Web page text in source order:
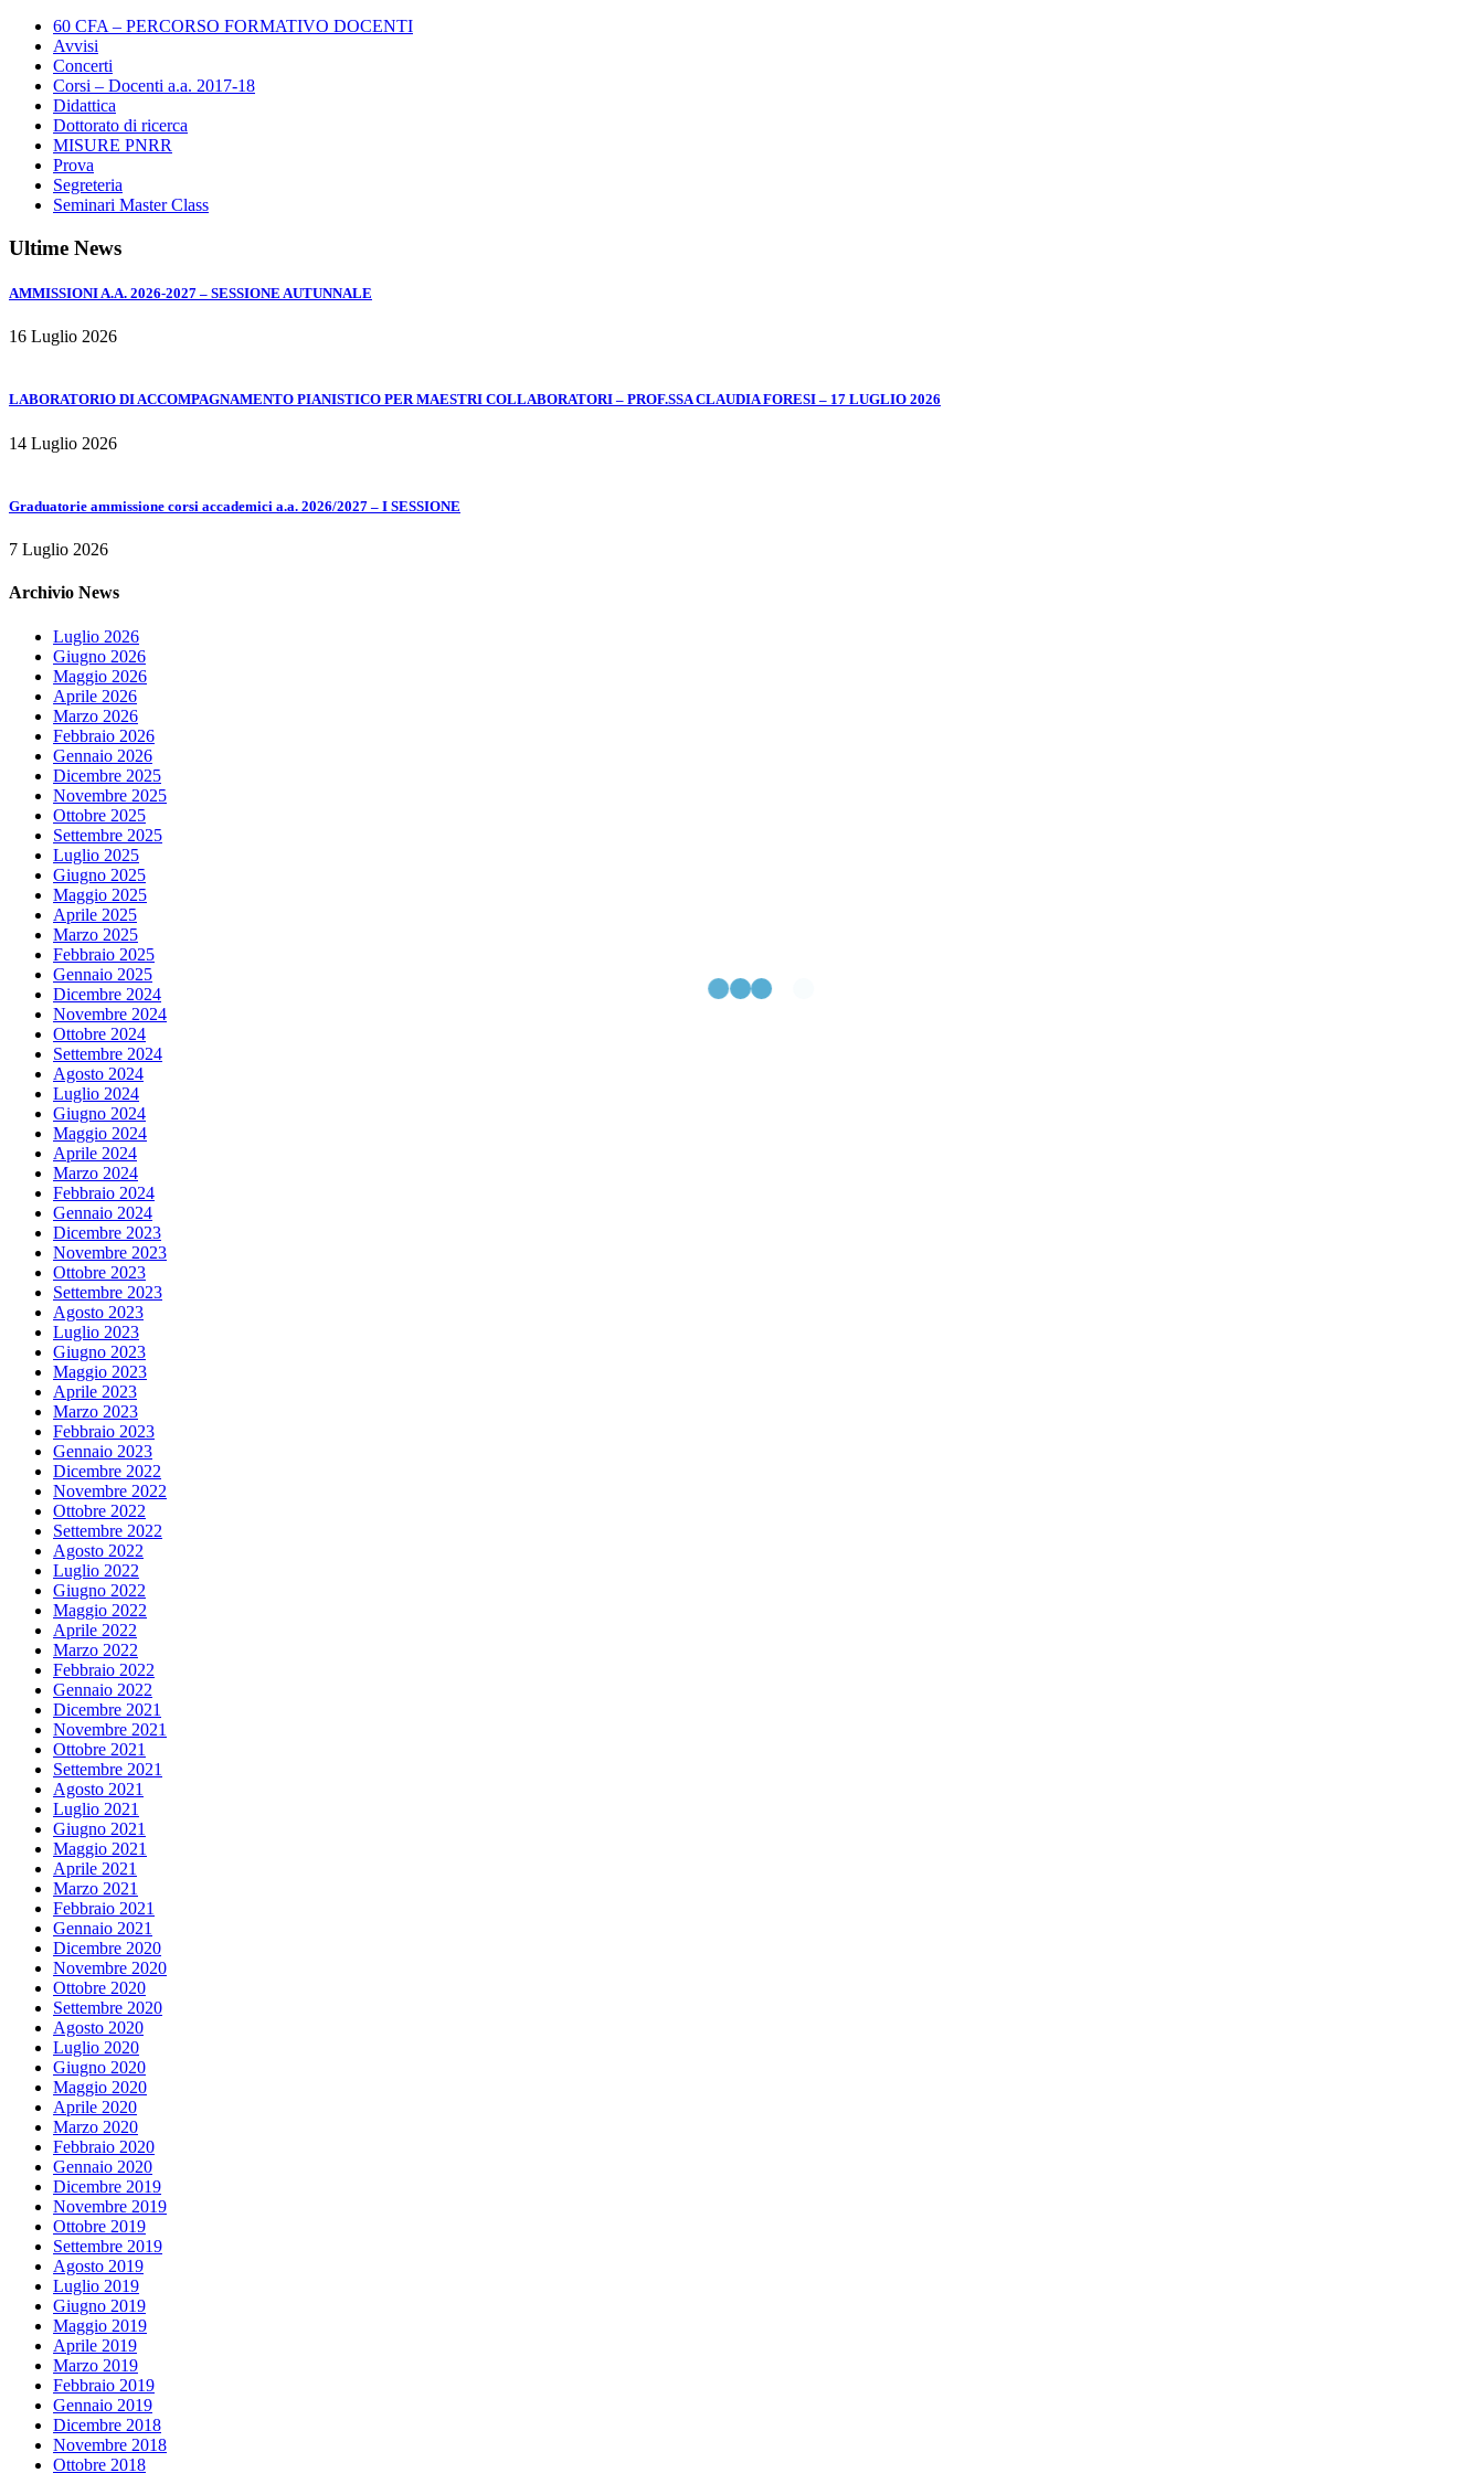
60 CFA – PERCORSO FORMATIVO DOCENTI
Avvisi
Concerti
Corsi – Docenti a.a. 2017-18
Didattica
Dottorato di ricerca
MISURE PNRR
Prova
Segreteria
Seminari Master Class
Ultime News
AMMISSIONI A.A. 2026-2027 – SESSIONE AUTUNNALE
16 Luglio 2026
LABORATORIO DI ACCOMPAGNAMENTO PIANISTICO PER MAESTRI COLLABORATORI – PROF.SSA CLAUDIA FORESI – 17 LUGLIO 2026
14 Luglio 2026
Graduatorie ammissione corsi accademici a.a. 2026/2027 – I SESSIONE
7 Luglio 2026
Archivio News
Luglio 2026
Giugno 2026
Maggio 2026
Aprile 2026
Marzo 2026
Febbraio 2026
Gennaio 2026
Dicembre 2025
Novembre 2025
Ottobre 2025
Settembre 2025
Luglio 2025
Giugno 2025
Maggio 2025
Aprile 2025
Marzo 2025
Febbraio 2025
Gennaio 2025
Dicembre 2024
Novembre 2024
Ottobre 2024
Settembre 2024
Agosto 2024
Luglio 2024
Giugno 2024
Maggio 2024
Aprile 2024
Marzo 2024
Febbraio 2024
Gennaio 2024
Dicembre 2023
Novembre 2023
Ottobre 2023
Settembre 2023
Agosto 2023
Luglio 2023
Giugno 2023
Maggio 2023
Aprile 2023
Marzo 2023
Febbraio 2023
Gennaio 2023
Dicembre 2022
Novembre 2022
Ottobre 2022
Settembre 2022
Agosto 2022
Luglio 2022
Giugno 2022
Maggio 2022
Aprile 2022
Marzo 2022
Febbraio 2022
Gennaio 2022
Dicembre 2021
Novembre 2021
Ottobre 2021
Settembre 2021
Agosto 2021
Luglio 2021
Giugno 2021
Maggio 2021
Aprile 2021
Marzo 2021
Febbraio 2021
Gennaio 2021
Dicembre 2020
Novembre 2020
Ottobre 2020
Settembre 2020
Agosto 2020
Luglio 2020
Giugno 2020
Maggio 2020
Aprile 2020
Marzo 2020
Febbraio 2020
Gennaio 2020
Dicembre 2019
Novembre 2019
Ottobre 2019
Settembre 2019
Agosto 2019
Luglio 2019
Giugno 2019
Maggio 2019
Aprile 2019
Marzo 2019
Febbraio 2019
Gennaio 2019
Dicembre 2018
Novembre 2018
Ottobre 2018